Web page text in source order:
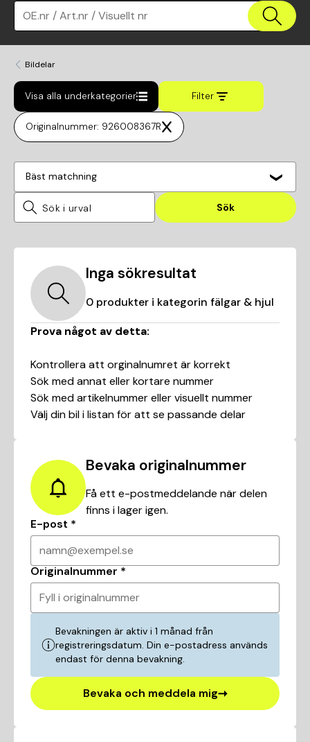
OE.nr / Art.nr / Visuellt nr
Bildelar
Visa alla underkategorier Filter
Originalnummer: 926008367R
Bäst matchning
Sök
Inga sökresultat
0 produkter i kategorin fälgar & hjul
Prova något av detta:
Kontrollera att orginalnumret är korrekt
Sök med annat eller kortare nummer
Sök med artikelnummer eller visuellt nummer
Välj din bil i listan för att se passande delar
Bevaka originalnummer
Få ett e-postmeddelande när delen
finns i lager igen.
E-post *
namn@exempel.se
Originalnummer *
Fyll i originalnummer
Bevakningen är aktiv i 1 månad från
registreringsdatum. Din e-postadress används
endast för denna bevakning.
Bevaka och meddela mig